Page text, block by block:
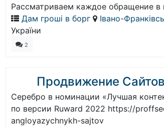
Рассматриваем каждое обращение в
Дам гроші в борг
Івано-
України
2
Продвижение
Серебро в номинации «Лучшая
по версии Ruward 2022 https://
angloyazychnykh-sajtov